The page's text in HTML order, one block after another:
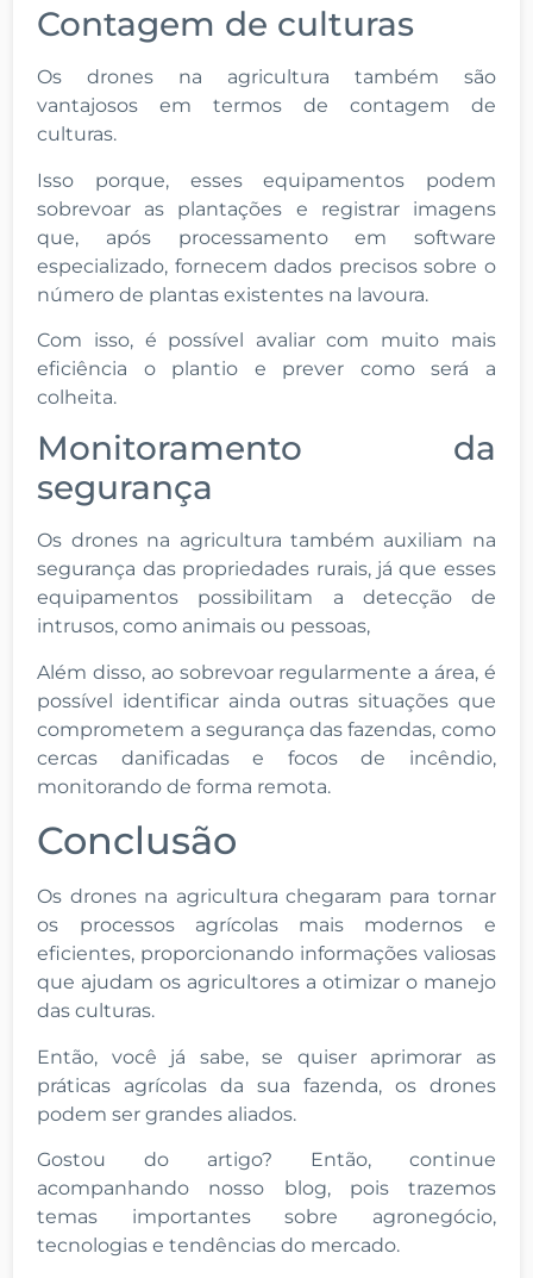
Contagem de culturas
Os drones na agricultura também são
vantajosos em termos de contagem de
culturas.
Isso porque, esses equipamentos podem
sobrevoar as plantações e registrar imagens
que, após processamento em software
especializado, fornecem dados precisos sobre o
número de plantas existentes na lavoura.
Com isso, é possível avaliar com muito mais
eficiência o plantio e prever como será a
colheita.
Monitoramento da
segurança
Os drones na agricultura também auxiliam na
segurança das propriedades rurais, já que esses
equipamentos possibilitam a detecção de
intrusos, como animais ou pessoas,
Além disso, ao sobrevoar regularmente a área, é
possível identificar ainda outras situações que
comprometem a segurança das fazendas, como
cercas danificadas e focos de incêndio,
monitorando de forma remota.
Conclusão
Os drones na agricultura chegaram para tornar
os processos agrícolas mais modernos e
eficientes, proporcionando informações valiosas
que ajudam os agricultores a otimizar o manejo
das culturas.
Então, você já sabe, se quiser aprimorar as
práticas agrícolas da sua fazenda, os drones
podem ser grandes aliados.
Gostou do artigo? Então, continue
acompanhando nosso blog, pois trazemos
temas importantes sobre agronegócio,
tecnologias e tendências do mercado.